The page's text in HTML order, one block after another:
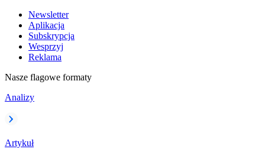
Newsletter
Aplikacja
Subskrypcja
Wesprzyj
Reklama
Nasze flagowe formaty
Analizy
Artykuł